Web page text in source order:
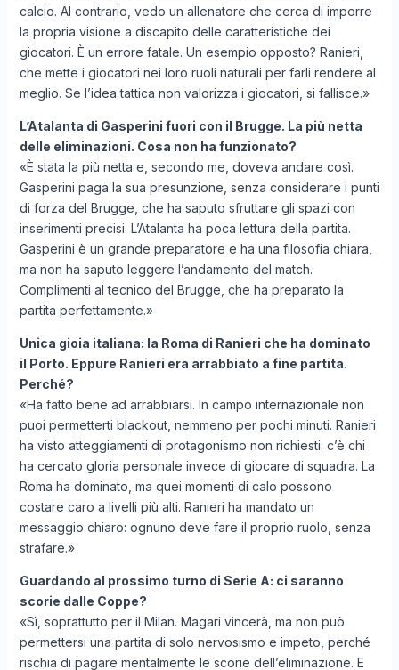
calcio. Al contrario, vedo un allenatore che cerca di imporre
la propria visione a discapito delle caratteristiche dei
giocatori. È un errore fatale. Un esempio opposto? Ranieri,
che mette i giocatori nei loro ruoli naturali per farli rendere al
meglio. Se l’idea tattica non valorizza i giocatori, si fallisce.»
L’Atalanta di Gasperini fuori con il Brugge. La più netta
delle eliminazioni. Cosa non ha funzionato?
«È stata la più netta e, secondo me, doveva andare così.
Gasperini paga la sua presunzione, senza considerare i punti
di forza del Brugge, che ha saputo sfruttare gli spazi con
inserimenti precisi. L’Atalanta ha poca lettura della partita.
Gasperini è un grande preparatore e ha una filosofia chiara,
ma non ha saputo leggere l’andamento del match.
Complimenti al tecnico del Brugge, che ha preparato la
partita perfettamente.»
Unica gioia italiana: la Roma di Ranieri che ha dominato
il Porto. Eppure Ranieri era arrabbiato a fine partita.
Perché?
«Ha fatto bene ad arrabbiarsi. In campo internazionale non
puoi permetterti blackout, nemmeno per pochi minuti. Ranieri
ha visto atteggiamenti di protagonismo non richiesti: c’è chi
ha cercato gloria personale invece di giocare di squadra. La
Roma ha dominato, ma quei momenti di calo possono
costare caro a livelli più alti. Ranieri ha mandato un
messaggio chiaro: ognuno deve fare il proprio ruolo, senza
strafare.»
Guardando al prossimo turno di Serie A: ci saranno
scorie dalle Coppe?
«Sì, soprattutto per il Milan. Magari vincerà, ma non può
permettersi una partita di solo nervosismo e impeto, perché
rischia di pagare mentalmente le scorie dell’eliminazione. E